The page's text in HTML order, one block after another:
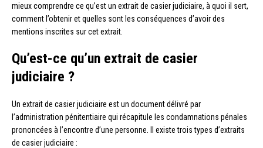
mieux comprendre ce qu’est un extrait de casier judiciaire, à quoi il sert,
comment l’obtenir et quelles sont les conséquences d’avoir des
mentions inscrites sur cet extrait.
Qu’est-ce qu’un extrait de casier
judiciaire ?
Un extrait de casier judiciaire est un document délivré par
l’administration pénitentiaire qui récapitule les condamnations pénales
prononcées à l’encontre d’une personne. Il existe trois types d’extraits
de casier judiciaire :